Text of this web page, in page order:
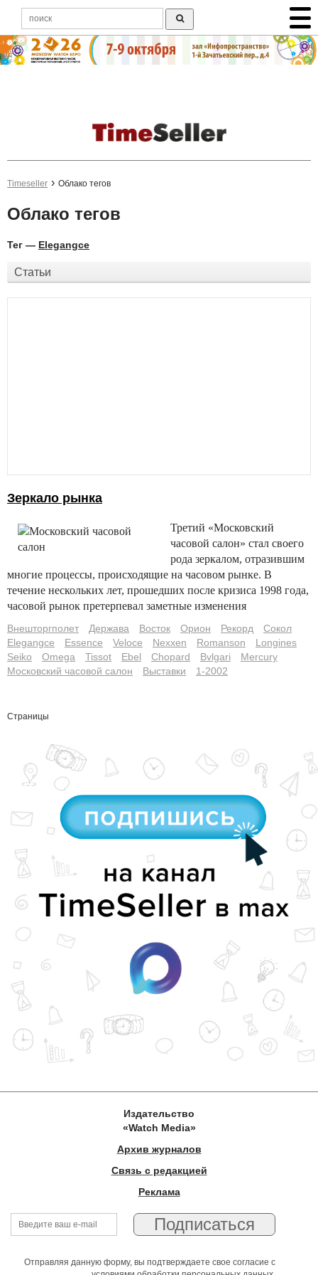
Timeseller Облако тегов
Облако тегов
Тег — Elegangce
Статьи
Зеркало рынка
Третий «Московский
часовой салон» стал своего
рода зеркалом, отразившим
многие процессы, происходящие на часовом рынке. В
течение нескольких лет, прошедших после кризиса 1998 года,
часовой рынок претерпевал заметные изменения
Внешторгполет Держава Восток Орион Рекорд
Сокол
Elegangce
Essence Veloce Nexxen Romanson
Longines
Seiko
Omega Tissot Ebel Chopard Bvlgari
Mercury
Московский часовой салон
Выставки 1-2002
Страницы
Издательство
«Watch Media»
Архив журналов
Связь с редакцией
Реклама
Отправляя данную форму, вы подтверждаете свое согласие с